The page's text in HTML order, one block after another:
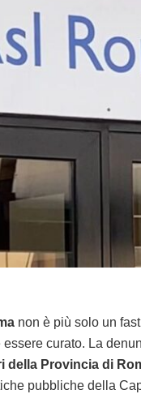
non è più solo un
curato. La
della Provincia di
pubbliche della